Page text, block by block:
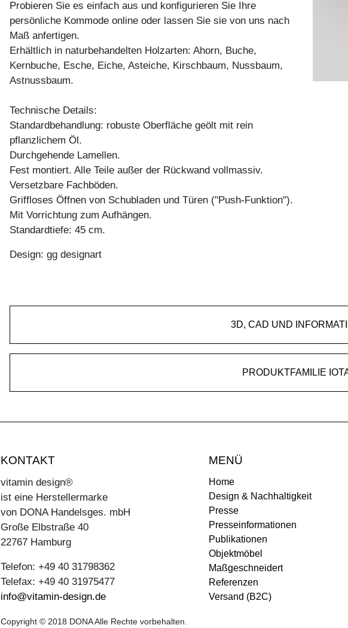
Probieren Sie es einfach aus und konfigurieren Sie Ihre
persönliche Kommode online oder lassen Sie sie von uns nach
Maß anfertigen.
Erhältlich in naturbehandelten Holzarten: Ahorn, Buche,
Kernbuche, Esche, Eiche, Asteiche, Kirschbaum, Nussbaum,
Astnussbaum.
Technische Details:
Standardbehandlung: robuste Oberfläche geölt mit rein
pflanzlichem Öl.
Durchgehende Lamellen.
Fest montiert. Alle Teile außer der Rückwand vollmassiv.
Versetzbare Fachböden.
Griffloses Öffnen von Schubladen und Türen ("Push-Funktion").
Mit Vorrichtung zum Aufhängen.
Standardtiefe: 45 cm.
Design: gg designart
3D, CAD UND
PRODUKTFAMILIE
KONTAKT
vitamin design®
ist eine Herstellermarke
von DONA Handelsges. mbH
Große Elbstraße 40
22767 Hamburg
Telefon: +49 40 31798362
Telefax: +49 40 31975477
info@vitamin-design.de
MENÜ
Home
Design & Nachhaltigkeit
Presse
Presseinformationen
Publikationen
Objektmöbel
Maßgeschneidert
Referenzen
Versand (B2C)
Copyright © 2018 DONA Alle Rechte vorbehalten.